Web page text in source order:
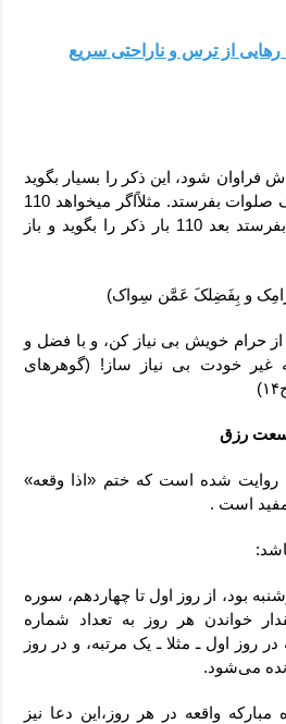
از ترس و ناراحتی سریع
شود، این ذکر را بسیار بگوید
و در آغاز و پایان آن هم، یک صلوات بفرستد. مثلاًاگر میخواهد 110
مرتبه بگوید، ابتدا صلوات بفرستد بعد 110 بار ذکر را بگوید و باز
و بِفَضِلکَ عَمَّن سِواک)
از حرام خویش بی نیاز کن، و با فضل و
خودت بی نیاز ساز! (گوهرهای
رزق
روایت شده است که ختم «اذا وقعه»
است .
بود، از روز اول تا چهاردهم، سوره
خواندن هر روز به تعداد شماره
روز اول ـ مثلا ـ یک مرتبه، و در روز
می‌شود.
واقعه در هر روز،این دعا نیز